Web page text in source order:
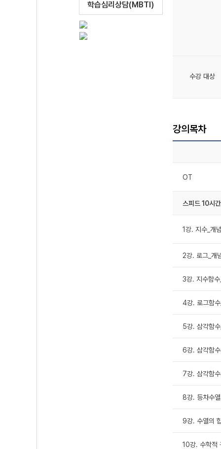
학습심리상담(MBTI)
수강 대상
강의목차
OT
스피드 10시
1강. 지수_개
2강. 로그_개
3강. 지수함
4강. 로그함
5강. 삼각함
6강. 삼각함
7강. 삼각함
8강. 등차수
9강. 수열의
10강. 수학적